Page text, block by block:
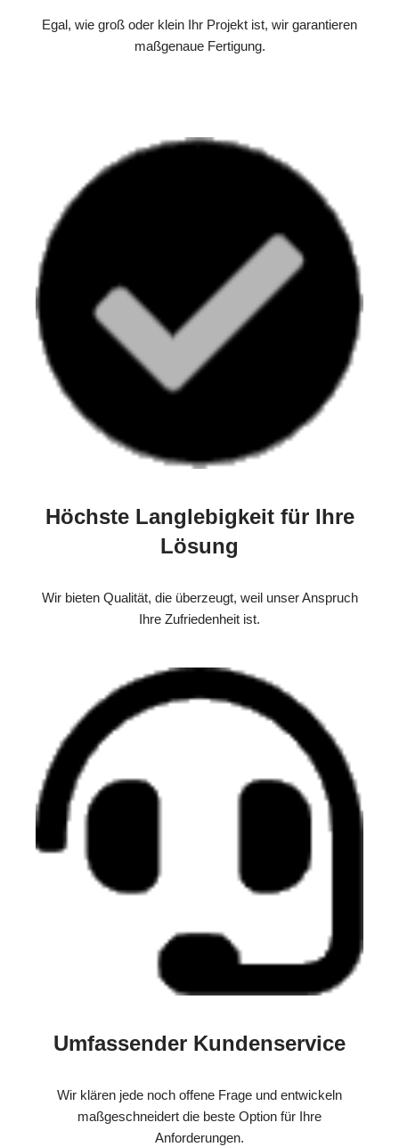
Egal, wie groß oder klein Ihr Projekt ist, wir garantieren
maßgenaue Fertigung.
Höchste Langlebigkeit für Ihre
Lösung
Wir bieten Qualität, die überzeugt, weil unser Anspruch
Ihre Zufriedenheit ist.
Umfassender Kundenservice
Wir klären jede noch offene Frage und entwickeln
maßgeschneidert die beste Option für Ihre
Anforderungen.